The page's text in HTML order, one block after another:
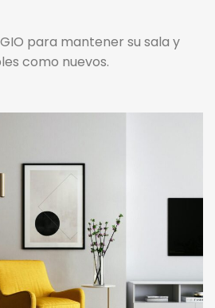
para mantener su sala y
como nuevos.